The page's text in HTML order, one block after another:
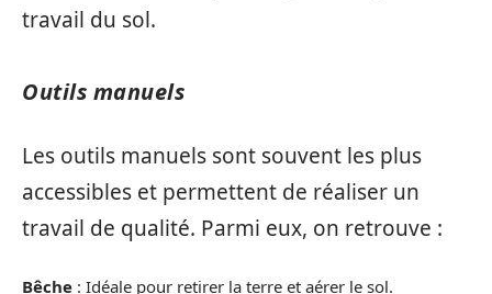
travail du sol.
Outils manuels
Les outils manuels sont souvent les plus
accessibles et permettent de réaliser un
travail de qualité. Parmi eux, on retrouve :
Bêche : Idéale pour retirer la terre et aérer le sol.